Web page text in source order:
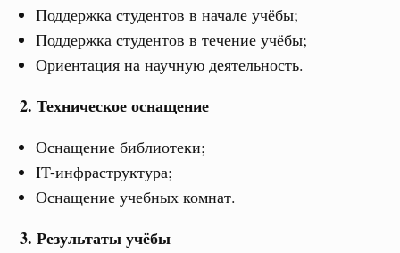
Поддержка студентов в начале учёбы;
Поддержка студентов в течение учёбы;
Ориентация на научную деятельность.
2. Техническое оснащение
Оснащение библиотеки;
IT-инфраструктура;
Оснащение учебных комнат.
3. Результаты учёбы